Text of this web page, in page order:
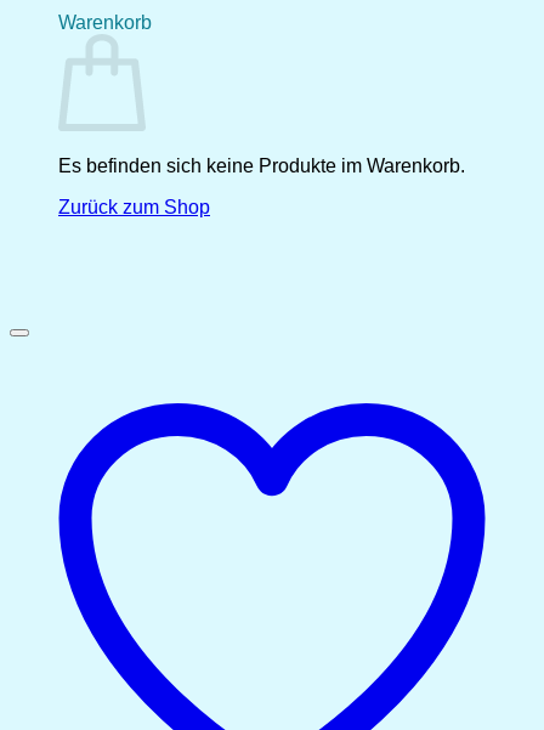
Warenkorb
Es befinden sich keine Produkte im Warenkorb.
Zurück zum Shop